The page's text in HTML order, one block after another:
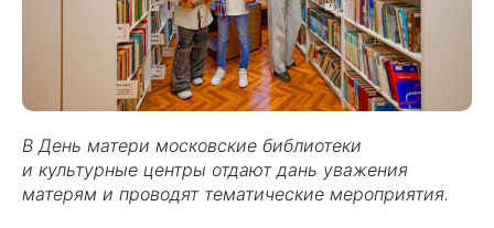
В День матери московские библиотеки
и культурные центры отдают дань уважения
матерям и проводят тематические мероприятия.